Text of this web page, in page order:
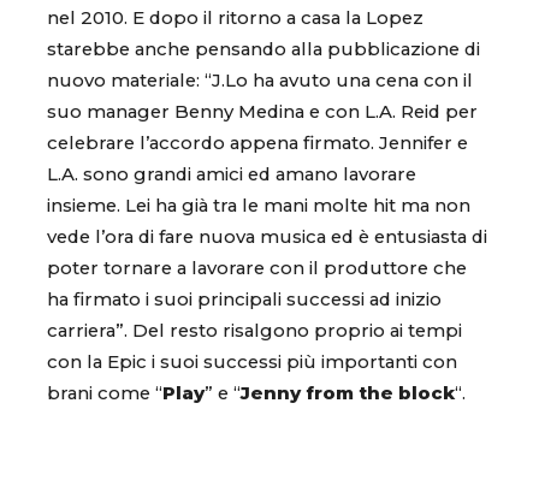
nel 2010. E dopo il ritorno a casa la Lopez
starebbe anche pensando alla pubblicazione di
nuovo materiale: “J.Lo ha avuto una cena con il
suo manager Benny Medina e con L.A. Reid per
celebrare l’accordo appena firmato. Jennifer e
L.A. sono grandi amici ed amano lavorare
insieme. Lei ha già tra le mani molte hit ma non
vede l’ora di fare nuova musica ed è entusiasta di
poter tornare a lavorare con il produttore che
ha firmato i suoi principali successi ad inizio
carriera”. Del resto risalgono proprio ai tempi
con la Epic i suoi successi più importanti con
brani come “Play” e “Jenny from the block“.